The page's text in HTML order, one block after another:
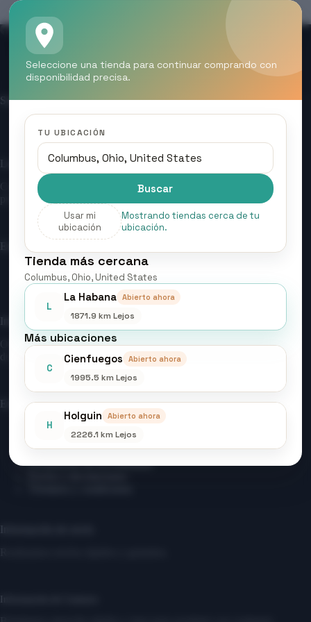
Contáctanos Sobre Nosotros
Sobre Nosotros
Logros
Construimos una tienda confiable con entregas rápidas y
productos seleccionados con calidad.
Enlaces Rápidos
Mi Cuenta
Contáctanos
Información Útil
Ofrecemos soporte rápido y claro para ayudarte en cada paso
de tu compra.
Enlaces Importantes
Aviso Legal
Política de privacidad
Política de cookies
Declaración de accesibilidad
Información de envío
Información de Contacto
Seleccione una tienda para continuar comprando con
disponibilidad precisa.
TU UBICACIÓN
Buscar
Usar mi
ubicación
Mostrando tiendas cerca de tu
ubicación.
Tienda más cercana
Columbus, Ohio, United States
L
La Habana Abierto ahora
1871.9 km Lejos
Más ubicaciones
C
Cienfuegos Abierto ahora
1995.5 km Lejos
H
Holguin Abierto ahora
2226.1 km Lejos